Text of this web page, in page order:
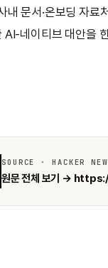
내 문서·온보딩 자
AI-네이티브 대안을
SOURCE · HACKER
원문 전체 보기 →